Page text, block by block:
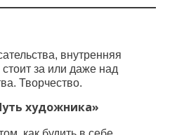
внутренняя
за или даже над
Творчество.
художника»